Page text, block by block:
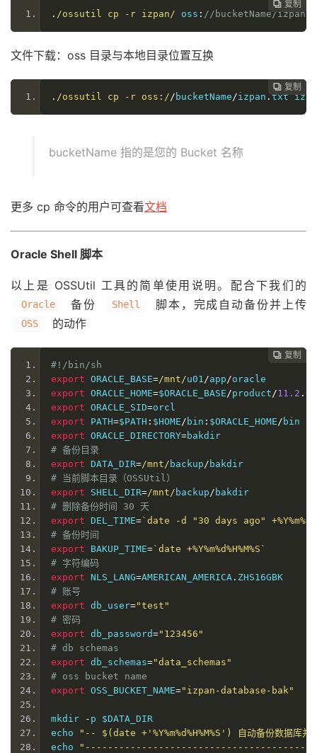
 复制
 复制
 复制
 复制
 复制
 复制
. /ossutil cp -r izpan/ oss : //bucketName/izpan
文件下载：oss 目录与本地目录位置互换
 复制
 复制
 复制
 复制
 复制
. /ossutil cp -r oss:/ / bucketName /izpan . txt
bucketName 指的是您的 Bucket 名称
更多 cp 命令的用户可查看文档
Oracle Shell 脚本
以上是 OSSUtil 工具的简单使用说明。配合下我们的
Oracle 备份 Shell 脚本，完成自动备份并上传
OSS 的动作
 复制
 复制
 复制
 复制
#!/bin/sh
export ORACLE_BASE=/mnt/u01 /app /oracle
export ORACLE_HOME=$ORACLE_BASE /product /11.2 . 0
export ORACLE_SID=orcl
export PATH=$PATH : $HOME / bin : $ORACLE_HOME / bin
export ORACLE_DIRECTORY=bakdir
# 备份目录
export DATA_DIR=/mnt/ backup / bakdir
# 当前脚本目录（OSSUtil）
export SHELL_DIR=/mnt/ backup / bakdir
# 删除备份时间 30 天
export DEL_TIME=`date -d "30 days ago" +%Y%m%d`
# 备份时间
export BAKUP_TIME=`date +%Y%m%d%H%M%S`
# 字符编码
export NLS_LANG=AMERICAN_AMERICA . ZHS16GBK
# 账号
export db_user="test"
# 密码
export db_password="123456"
# db schemas
export db_schemas="data_schemas"
# oss bucket name
export OSS_BUCKET_NAME="izpan-database-bak"
mkdir - p $DATA_DIR
echo
"-- $(date +'%Y%m%d%H%M%S') 自动备份数据库并
echo